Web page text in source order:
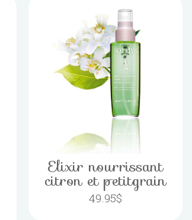
Elixir nourrissant
citron et petitgrain
49.95$